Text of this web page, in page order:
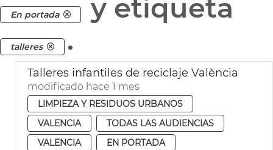
En portada y etiqueta
talleres .
Talleres infantiles de reciclaje València
modificado hace 1 mes
LIMPIEZA Y RESIDUOS URBANOS
VALENCIA
TODAS LAS AUDIENCIAS
VALENCIA
EN PORTADA